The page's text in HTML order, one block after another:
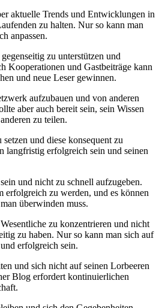
aktuelle Trends und ‍Entwicklungen in⁢
zu halten. Nur so kann ⁤man
anpassen.
zu​ unterstützen und
Kooperationen⁢ und ​Gastbeiträge kann⁤
und neue⁤ Leser gewinnen.
aufzubauen und von anderen
aber auch bereit sein,⁢ sein ⁤Wissen
zu teilen.
und ⁤diese konsequent zu
langfristig erfolgreich sein und seinen
und ⁢nicht zu⁤ schnell aufzugeben.
‌erfolgreich zu werden,⁤ und es können
überwinden⁢ muss.
zu konzentrieren⁤ und nicht
zu haben. Nur so kann man⁤ sich auf
erfolgreich ‌sein.
und sich nicht ⁤auf seinen Lorbeeren
Blog erfordert‍ kontinuierlichen